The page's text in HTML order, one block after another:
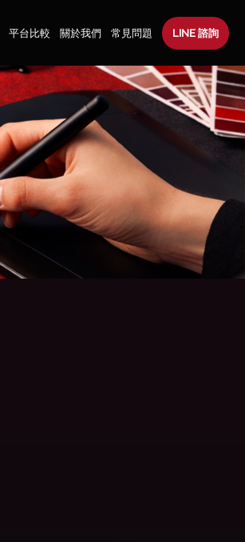
平台比較 關於我們 常見問題 LINE 諮詢